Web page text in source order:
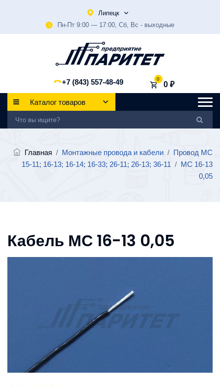
Липецк
Пн-Пт 9:00 — 17:00, Сб, Вс - выходные
+7 (843) 557-48-49 0
0 ₽
Каталог товаров
Главная / Монтажные провода и кабели / Провод МС
15-11; 16-13; 16-14; 16-33; 26-11; 26-13; 36-11 / МС 16-13
0,05
Кабель МС 16-13 0,05